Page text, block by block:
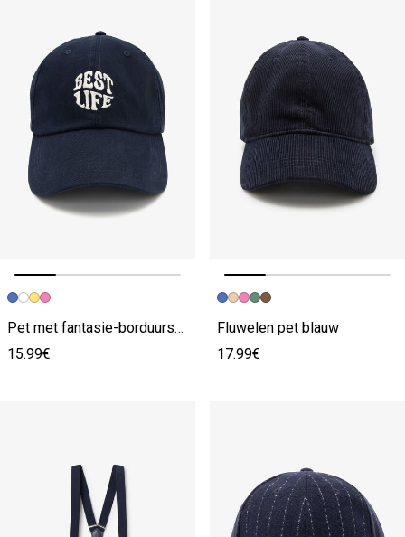
Vorige afbeelding
Volgende beeld
Pet met fantasie-borduursel blauw
15.99€
Vorige afbeelding
Volgende beeld
Fluwelen pet blauw
17.99€